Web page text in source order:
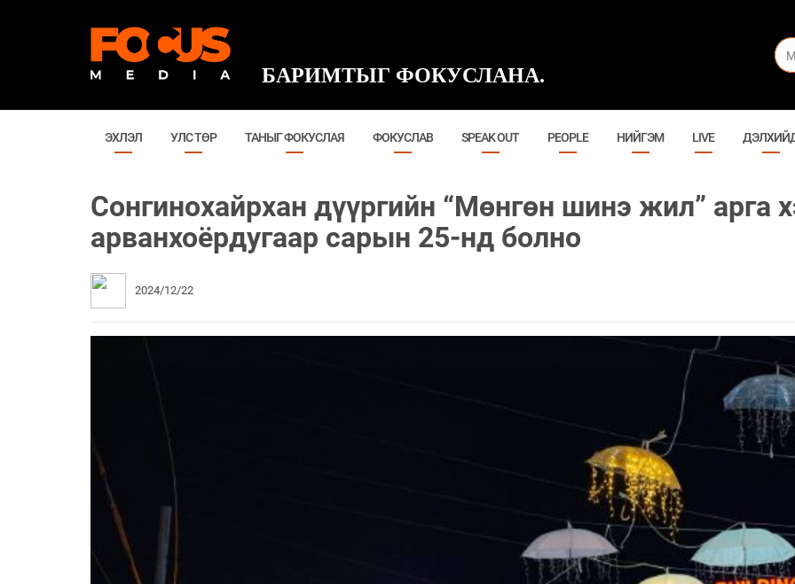
БАРИМТЫГ ФОКУСЛАНА.
ЭХЛЭЛ УЛС ТӨР ТАНЫГ ФОКУСЛАЯ ФОКУСЛАВ SPEAK OUT PEOPLE НИЙГЭМ LIVE
Сонгинохайрхан дүүргийн “Мөнгөн шинэ жил” арга
арванхоёрдугаар сарын 25-нд болно
2024/12/22